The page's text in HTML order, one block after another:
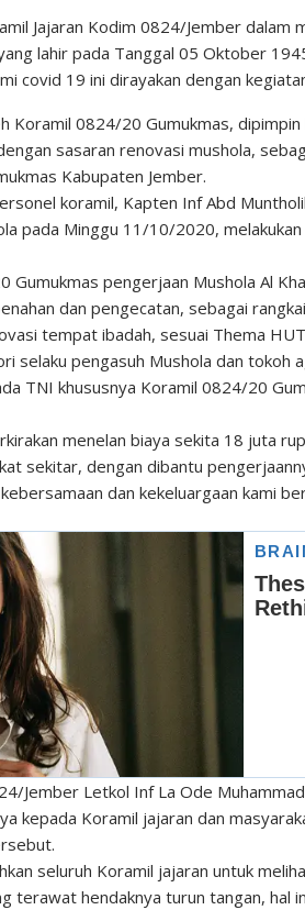
Jajaran Kodim 0824/Jember
lahir pada Tanggal 05 Oktober
covid 19 ini dirayakan dengan
Koramil 0824/20 Gumukmas,
sasaran renovasi mushola,
Kabupaten Jember.
koramil, Kapten Inf Abd
pada Minggu 11/10/2020,
Gumukmas pengerjaan Mushola Al
dan pengecatan, sebagai
tempat ibadah, sesuai Thema
selaku pengasuh Mushola dan tokoh
TNI khususnya Koramil 0824/20
menelan biaya sekita 18 juta
sekitar, dengan dibantu
dan kekeluargaan kami
Jember Letkol Inf La Ode
kepada Koramil jajaran dan
seluruh Koramil jajaran untuk
terawat hendaknya turun tangan, hal